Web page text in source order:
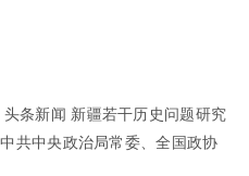
条新闻 新疆若干历史问题研究
共中央政治局常委、全国政协